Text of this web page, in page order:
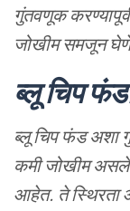
गुंतवणूक
जोखीम समजून घेणे
ब्लूचिप
ब्लू चिप फंड अशा
कमी जोखीम
आहेत. ते स्थिरता